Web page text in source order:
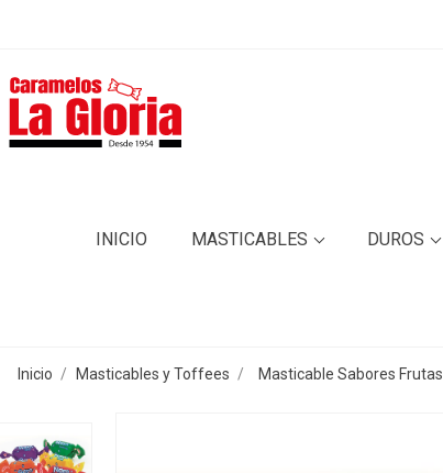
INICIO MASTICABLES DUROS
Inicio Masticables y Toffees Masticable Sabores Frutas